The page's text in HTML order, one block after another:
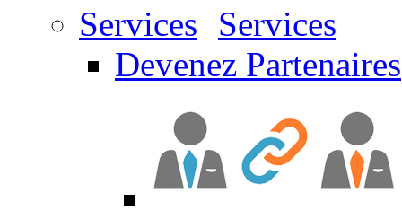
Services
Devenez Partenaires